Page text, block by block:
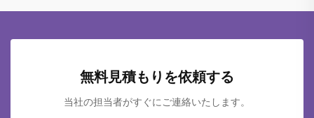
無料見積もりを依頼する
当社の担当者がすぐにご連絡いたします。